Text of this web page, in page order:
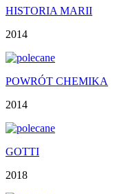
HISTORIA MARII
2014
POWRÓT CHEMIKA
2014
GOTTI
2018